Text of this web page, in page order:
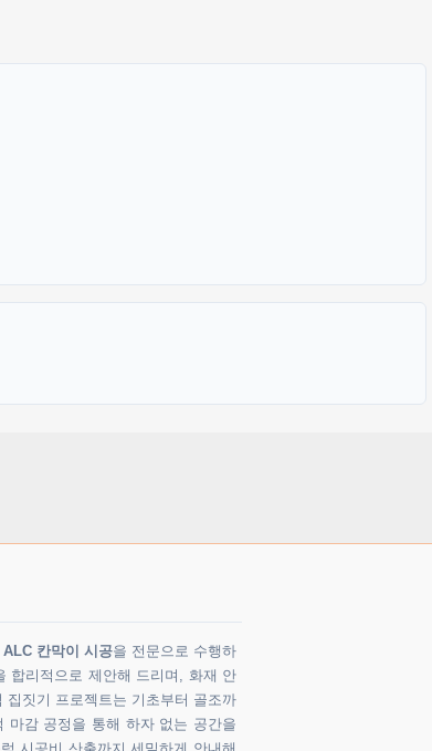
ALC 칸막이 시공을 전문으로 수행하
합리적으로 제안해 드리며, 화재 안
짓기 프로젝트는 기초부터 골조까
마감 공정을 통해 하자 없는 공간을